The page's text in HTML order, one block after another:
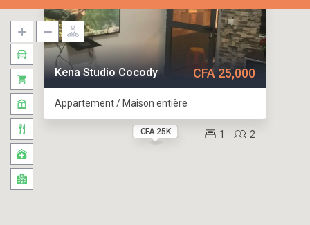
CFA 25K
Kena Studio Cocody
Appartement / Maison entière
2
1
CFA 25,000